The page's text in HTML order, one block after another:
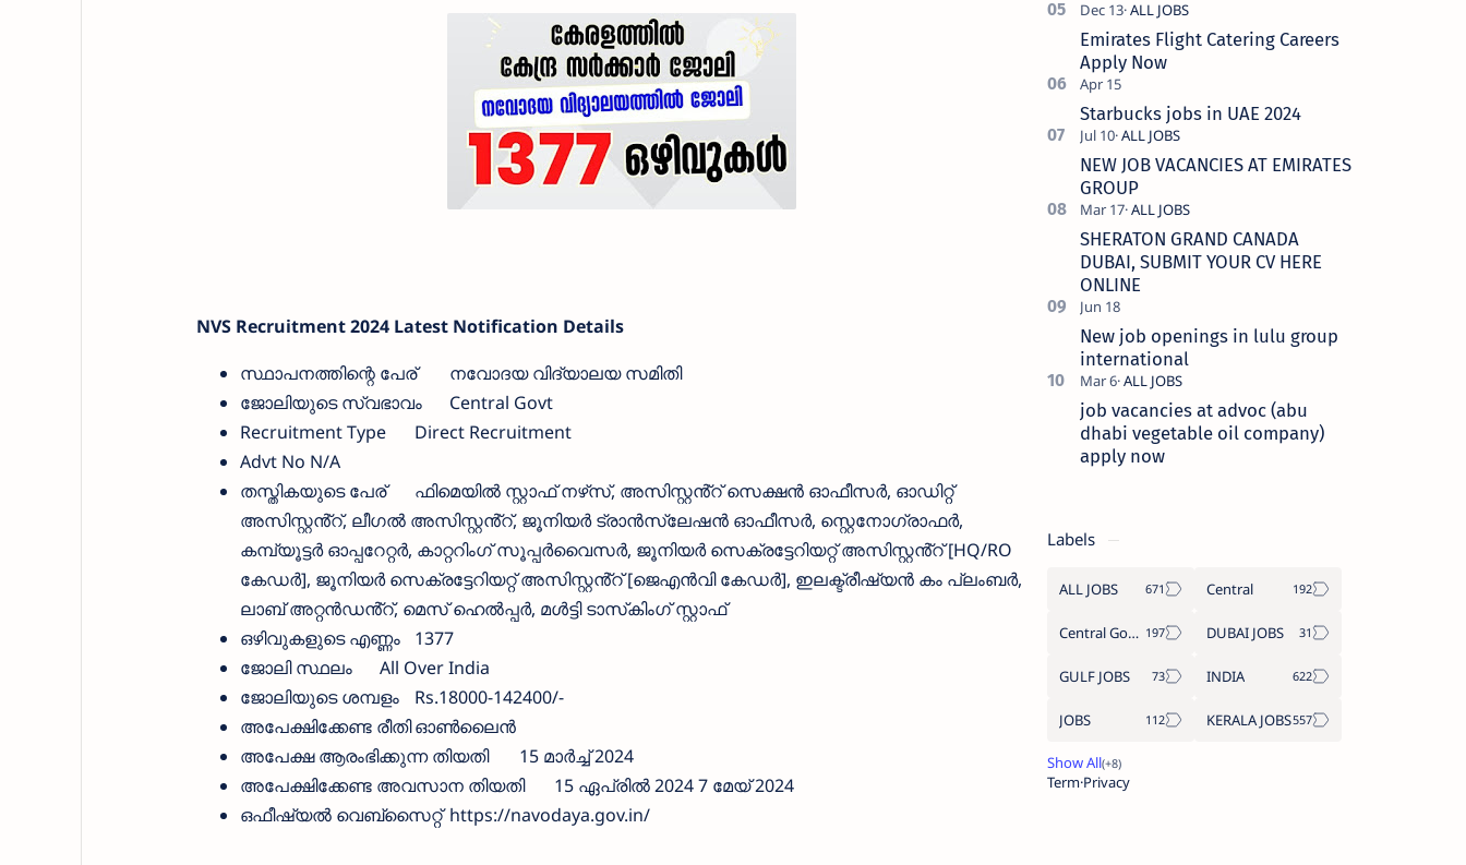
NVS Recruitment 2024 Latest Notification Details
സ്ഥാപനത്തിന്റെ പേര്
നവോദയ വിദ്യാലയ സമിതി
ജോലിയുടെ സ്വഭാവം
Central Govt
Recruitment Type
Direct Recruitment
Advt No N/A
തസ്തികയുടെ പേര്
ഫിമെയിൽ സ്റ്റാഫ് നഴ്‌സ്, അസിസ്റ്റൻ്റ് സെക്ഷൻ ഓഫീസർ, ഓഡിറ്റ്
അസിസ്റ്റൻ്റ്, ലീഗൽ അസിസ്റ്റൻ്റ്, ജൂനിയർ ട്രാൻസ്ലേഷൻ ഓഫീസർ, സ്റ്റെനോഗ്രാഫർ,
കമ്പ്യൂട്ടർ ഓപ്പറേറ്റർ, കാറ്ററിംഗ് സൂപ്പർവൈസർ, ജൂനിയർ സെക്രട്ടേറിയറ്റ് അസിസ്റ്റൻ്റ് [HQ/RO
കേഡർ], ജൂനിയർ സെക്രട്ടേറിയറ്റ് അസിസ്റ്റൻ്റ് [ജെഎൻവി കേഡർ], ഇലക്ട്രീഷ്യൻ കം പ്ലംബർ,
ലാബ് അറ്റൻഡൻ്റ്, മെസ് ഹെൽപ്പർ, മൾട്ടി ടാസ്‌കിംഗ് സ്റ്റാഫ്
ഒഴിവുകളുടെ എണ്ണം
1377
ജോലി സ്ഥലം
All Over India
ജോലിയുടെ ശമ്പളം
Rs.18000-142400/-
അപേക്ഷിക്കേണ്ട രീതി ഓണ്‍ലൈന്‍
അപേക്ഷ ആരംഭിക്കുന്ന തിയതി
15 മാർച്ച് 2024
അപേക്ഷിക്കേണ്ട അവസാന തിയതി
15 ഏപ്രിൽ 2024 7 മേയ് 2024
ഒഫീഷ്യല്‍ വെബ്സൈറ്റ് https://navodaya.gov.in/
Emirates Flight Catering Careers
Apply Now
Starbucks jobs in UAE 2024
NEW JOB VACANCIES AT EMIRATES
GROUP
SHERATON GRAND CANADA
DUBAI, SUBMIT YOUR CV HERE
ONLINE
New job openings in lulu group
international
job vacancies at advoc (abu
dhabi vegetable oil company)
apply now
Labels
ALL JOBS Central
Central Government Job DUBAI JOBS
GULF JOBS INDIA
JOBS KERALA JOBS
TermPrivacy